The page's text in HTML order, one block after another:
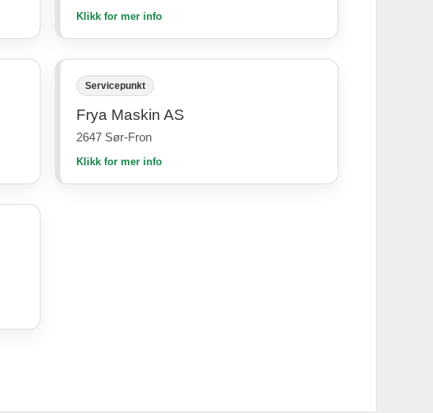
Klikk for mer info
Servicepunkt
Frya Maskin AS
2647 Sør-Fron
Klikk for mer info